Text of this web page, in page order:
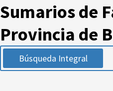
Sumarios de
Provincia de
Búsqueda Integral